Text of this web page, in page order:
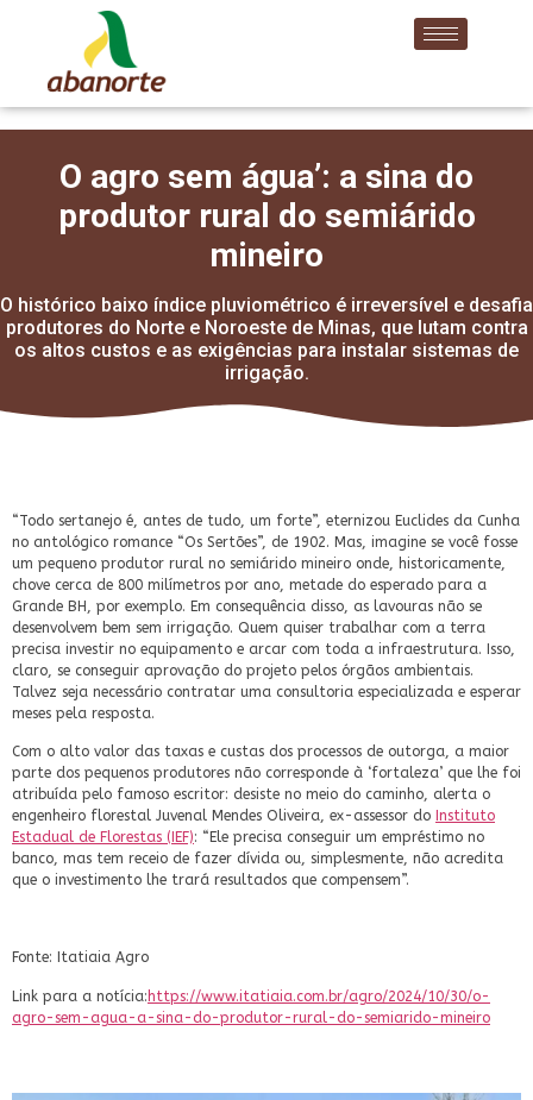
O agro sem água’: a sina do
produtor rural do semiárido
mineiro
O histórico baixo índice pluviométrico é irreversível e desafia
produtores do Norte e Noroeste de Minas, que lutam contra
os altos custos e as exigências para instalar sistemas de
irrigação.
“Todo sertanejo é, antes de tudo, um forte”, eternizou Euclides da Cunha
no antológico romance “Os Sertões”, de 1902. Mas, imagine se você fosse
um pequeno produtor rural no semiárido mineiro onde, historicamente,
chove cerca de 800 milímetros por ano, metade do esperado para a
Grande BH, por exemplo. Em consequência disso, as lavouras não se
desenvolvem bem sem irrigação. Quem quiser trabalhar com a terra
precisa investir no equipamento e arcar com toda a infraestrutura. Isso,
claro, se conseguir aprovação do projeto pelos órgãos ambientais.
Talvez seja necessário contratar uma consultoria especializada e esperar
meses pela resposta.
Com o alto valor das taxas e custas dos processos de outorga, a maior
parte dos pequenos produtores não corresponde à ‘fortaleza’ que lhe foi
atribuída pelo famoso escritor: desiste no meio do caminho, alerta o
engenheiro florestal Juvenal Mendes Oliveira, ex-assessor do Instituto
Estadual de Florestas (IEF): “Ele precisa conseguir um empréstimo no
banco, mas tem receio de fazer dívida ou, simplesmente, não acredita
que o investimento lhe trará resultados que compensem”.
Fonte: Itatiaia Agro
Link para a notícia: https://www.itatiaia.com.br/agro/2024/10/30/o-
agro-sem-agua-a-sina-do-produtor-rural-do-semiarido-mineiro